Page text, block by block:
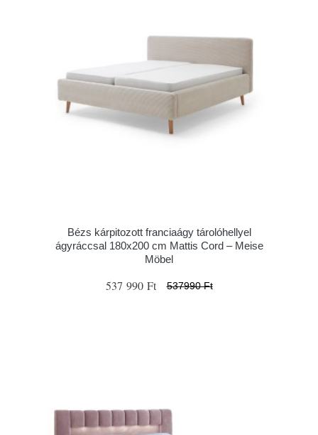
Bézs kárpitozott franciaágy tárolóhellyel
ágyráccsal 180x200 cm Mattis Cord – Meise
Möbel
537 990 Ft 537990 Ft